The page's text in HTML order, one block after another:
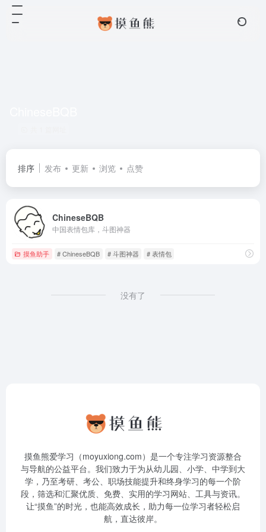
排序 发布 更新 浏览 点赞
ChineseBQB
中国表情包库，斗图神器
摸鱼助手 # ChineseBQB # 斗图神器 # 表情包
没有了
摸鱼熊爱学习（moyuxiong.com）是一个专注学习资源整合
与导航的公益平台。我们致力于为从幼儿园、小学、中学到大
学，乃至考研、考公、职场技能提升和终身学习的每一个阶
段，筛选和汇聚优质、免费、实用的学习网站、工具与资讯。
让“摸鱼”的时光，也能高效成长，助力每一位学习者轻松启
航，直达彼岸。